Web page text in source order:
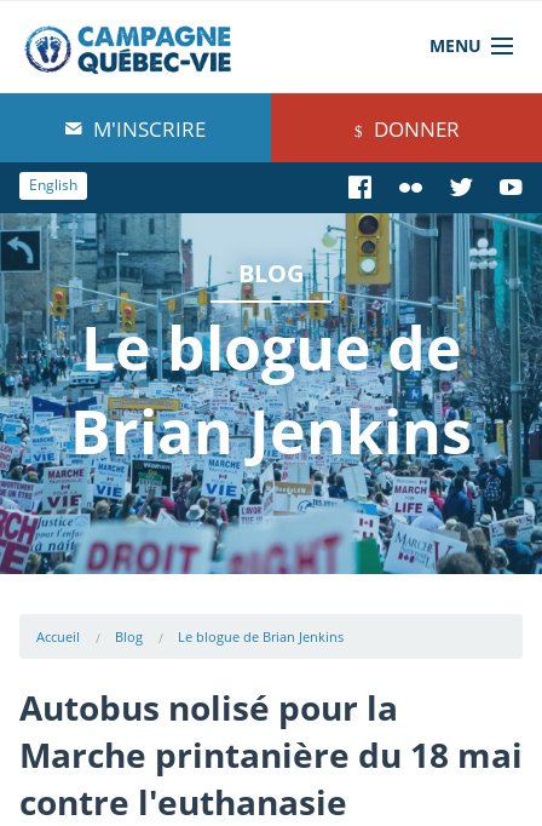
MENU
À propos de nous
Blog
Comprendre
Agir
Boutique
M'INSCRIRE DONNER
English
BLOG
Le blogue de
Brian Jenkins
Accueil Blog Le blogue de Brian Jenkins
Autobus nolisé pour la
Marche printanière du 18 mai
contre l'euthanasie